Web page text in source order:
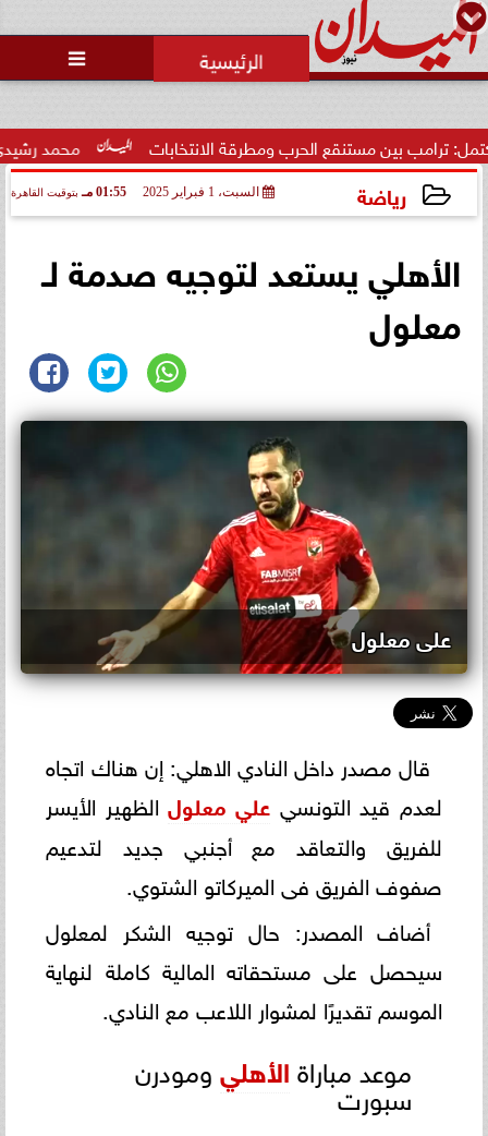

محمد رشيدي: لقاء مستنقع الحرب ومطرقة الانتخابات
رياضة السبت، 1 فبراير 2025 01:55 مـ بتوقيت القاهرة
الأهلي يستعد لتوجيه صدمة لـ
معلول
على معلول
قال مصدر داخل النادي الاهلي: إن هناك اتجاه
لعدم قيد التونسي علي معلولالظهير الأيسر
للفريق والتعاقد مع أجنبي جديد لتدعيم
صفوف الفريق فى الميركاتو الشتوي.
أضاف المصدر: حال توجيه الشكر لمعلول
سيحصل على مستحقاته المالية كاملة لنهاية
الموسم تقديرًا لمشوار اللاعب مع النادي.
موعد مباراةالأهليومودرن
سبورت